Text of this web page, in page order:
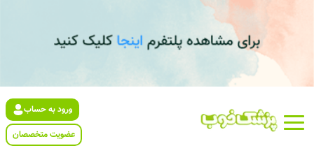
ورود به حساب
عضویت متخصصان